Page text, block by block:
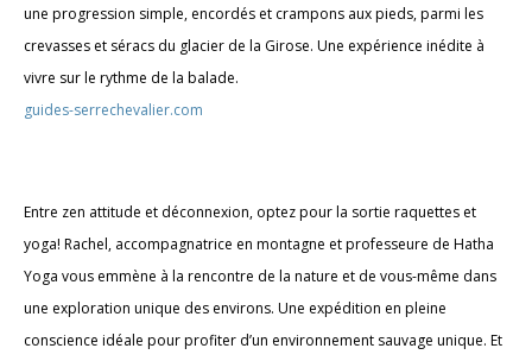
une progression simple, encordés et crampons aux pieds, parmi les
crevasses et séracs du glacier de la Girose. Une expérience inédite à
vivre sur le rythme de la balade.
guides-serrechevalier.com
Entre zen attitude et déconnexion, optez pour la sortie raquettes et
yoga! Rachel, accompagnatrice en montagne et professeure de Hatha
Yoga vous emmène à la rencontre de la nature et de vous-même dans
une exploration unique des environs. Une expédition en pleine
conscience idéale pour profiter d’un environnement sauvage unique. Et